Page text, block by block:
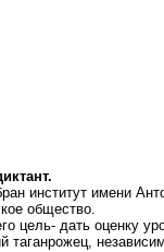
институт имени
общество.
цель- дать оценку